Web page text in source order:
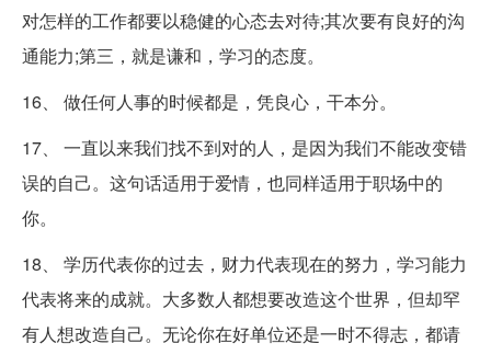
对怎样的工作都要以稳健的心态去对待;其次要有良好的沟
通能力;第三，就是谦和，学习的态度。
16、 做任何人事的时候都是，凭良心，干本分。
17、 一直以来我们找不到对的人，是因为我们不能改变错
误的自己。这句话适用于爱情，也同样适用于职场中的
你。
18、 学历代表你的过去，财力代表现在的努力，学习能力
代表将来的成就。大多数人都想要改造这个世界，但却罕
有人想改造自己。无论你在好单位还是一时不得志，都请